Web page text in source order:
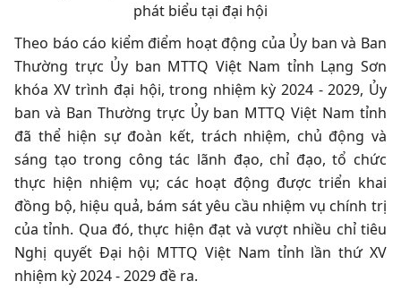
phát biểu tại đại hội
Theo báo cáo kiểm điểm hoạt động của Ủy ban và Ban
Thường trực Ủy ban MTTQ Việt Nam tỉnh Lạng Sơn
khóa XV trình đại hội, trong nhiệm kỳ 2024 - 2029, Ủy
ban và Ban Thường trực Ủy ban MTTQ Việt Nam tỉnh
đã thể hiện sự đoàn kết, trách nhiệm, chủ động và
sáng tạo trong công tác lãnh đạo, chỉ đạo, tổ chức
thực hiện nhiệm vụ; các hoạt động được triển khai
đồng bộ, hiệu quả, bám sát yêu cầu nhiệm vụ chính trị
của tỉnh. Qua đó, thực hiện đạt và vượt nhiều chỉ tiêu
Nghị quyết Đại hội MTTQ Việt Nam tỉnh lần thứ XV
nhiệm kỳ 2024 - 2029 đề ra.